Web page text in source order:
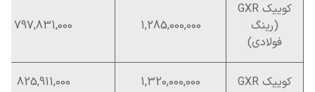
کوییک GXR
(رینگ
فولادی)
1,285,000,000
797,831,000
کوییک GXR 1,320,000,000
825,911,000